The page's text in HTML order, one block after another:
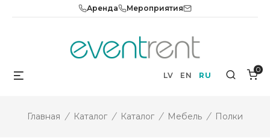
Аренда Мероприятия
LV EN RU Search
0
Главная / Каталог / Каталог / Мебель / Полки